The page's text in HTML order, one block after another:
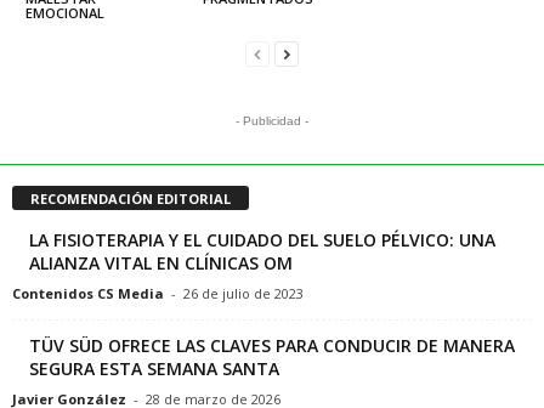
EMOCIONAL
- Publicidad -
RECOMENDACIÓN EDITORIAL
LA FISIOTERAPIA Y EL CUIDADO DEL SUELO PÉLVICO: UNA
ALIANZA VITAL EN CLÍNICAS OM
Contenidos CS Media - 26 de julio de 2023
TÜV SÜD OFRECE LAS CLAVES PARA CONDUCIR DE MANERA
SEGURA ESTA SEMANA SANTA
Javier González - 28 de marzo de 2026